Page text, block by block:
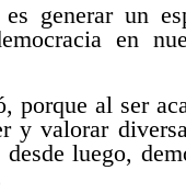
generar un
en
porque al ser
y valorar
luego,